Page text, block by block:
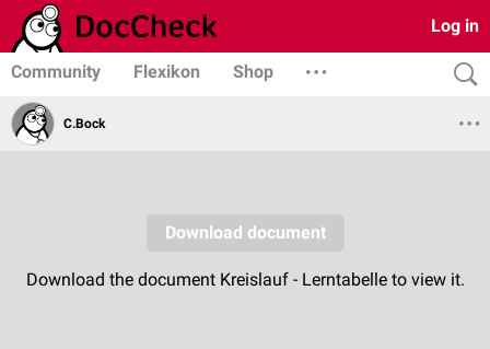
Log in
Community Flexikon Shop
C.Bock